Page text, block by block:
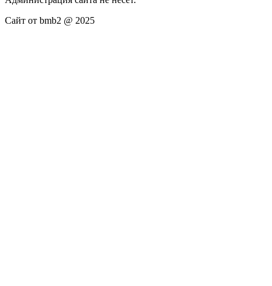
Сайт от bmb2 @ 2025